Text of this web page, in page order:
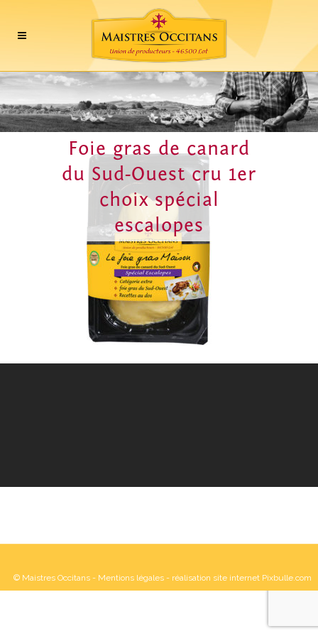
Foie gras de canard
du Sud-Ouest cru 1er
choix spécial
escalopes
© Maistres Occitans - Mentions légales - réalisation site internet Pixbulle.com